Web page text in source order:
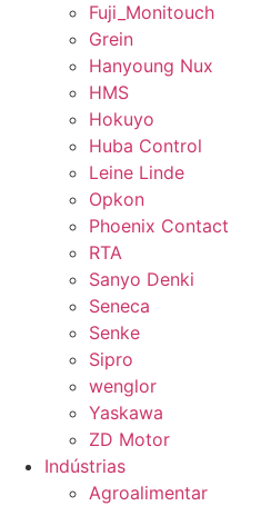
Fuji_Monitouch
Grein
Hanyoung Nux
HMS
Hokuyo
Huba Control
Leine Linde
Opkon
Phoenix Contact
RTA
Sanyo Denki
Seneca
Senke
Sipro
wenglor
Yaskawa
ZD Motor
Indústrias
Agroalimentar